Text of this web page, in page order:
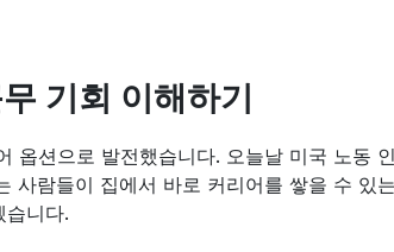
기회 이해하기
옵션으로 발전했습니다. 오늘날 미국 노동
사람들이 집에서 바로 커리어를 쌓을 수 있
습니다.